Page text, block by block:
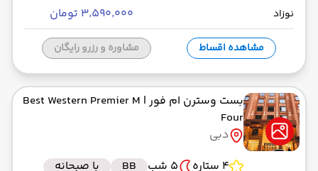
نوزاد ۳٬۵۹۰٬۰۰۰ تومان
مشاهده اقساط مشاوره و رزرو رایگان
بست وسترن ام فور | Best Western Premier M
Four
دبی
4 ستاره
5 شب BB با صبحانه